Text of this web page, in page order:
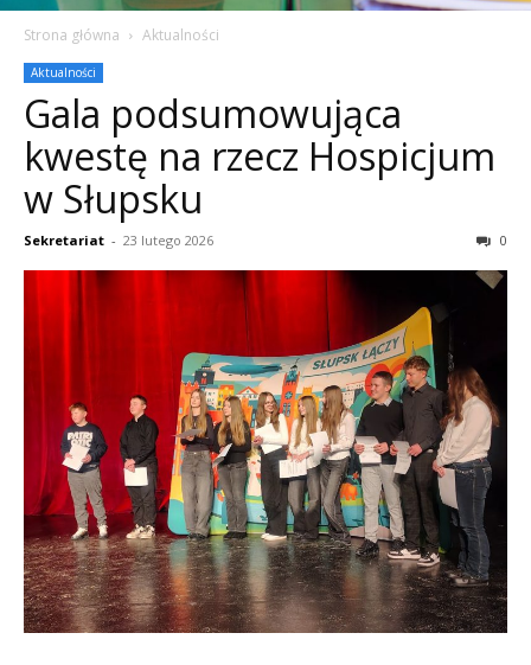
Strona główna Aktualności
Aktualności
Gala podsumowująca
kwestę na rzecz Hospicjum
w Słupsku
Sekretariat - 23 lutego 2026 0